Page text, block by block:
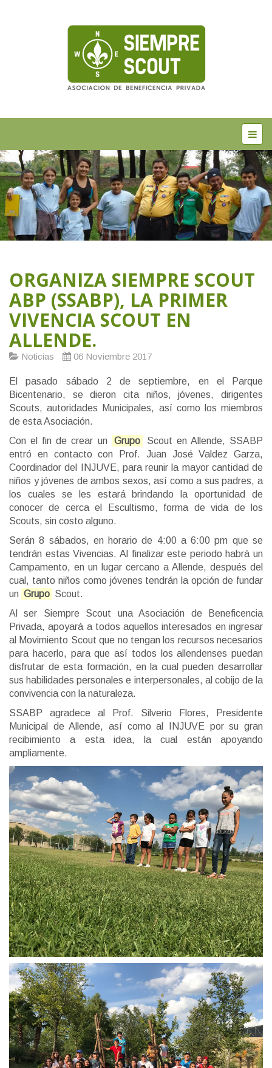
ORGANIZA SIEMPRE SCOUT
ABP (SSABP), LA PRIMER
VIVENCIA SCOUT EN
ALLENDE.
Noticias 06 Noviembre 2017
El pasado sábado 2 de septiembre, en el Parque
Bicentenario, se dieron cita niños, jóvenes, dirigentes
Scouts, autoridades Municipales, así como los miembros
de esta Asociación.
Con el fin de crear un
Grupo
Scout en Allende, SSABP
entró en contacto con Prof. Juan José Valdez Garza,
Coordinador del INJUVE, para reunir la mayor cantidad de
niños y jóvenes de ambos sexos, así como a sus padres, a
los cuales se les estará brindando la oportunidad de
conocer de cerca el Escultismo, forma de vida de los
Scouts, sin costo alguno.
Serán 8 sábados, en horario de 4:00 a 6:00 pm que se
tendrán estas Vivencias. Al finalizar este periodo habrá un
Campamento, en un lugar cercano a Allende, después del
cual, tanto niños como jóvenes tendrán la opción de fundar
un Grupo Scout.
Al ser Siempre Scout una Asociación de Beneficencia
Privada, apoyará a todos aquellos interesados en ingresar
al Movimiento Scout que no tengan los recursos necesarios
para hacerlo, para que así todos los allendenses puedan
disfrutar de esta formación, en la cual pueden desarrollar
sus habilidades personales e interpersonales, al cobijo de la
convivencia con la naturaleza.
SSABP agradece al Prof. Silverio Flores, Presidente
Municipal de Allende, así como al INJUVE por su gran
recibimiento a esta idea, la cual están apoyando
ampliamente.